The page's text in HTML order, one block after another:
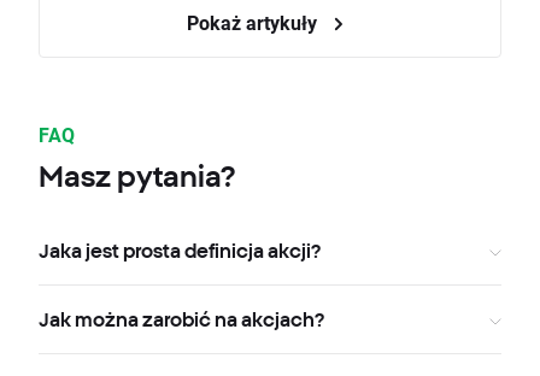
Pokaż artykuły
FAQ
Masz pytania?
Jaka jest prosta definicja akcji?
Jak można zarobić na akcjach?